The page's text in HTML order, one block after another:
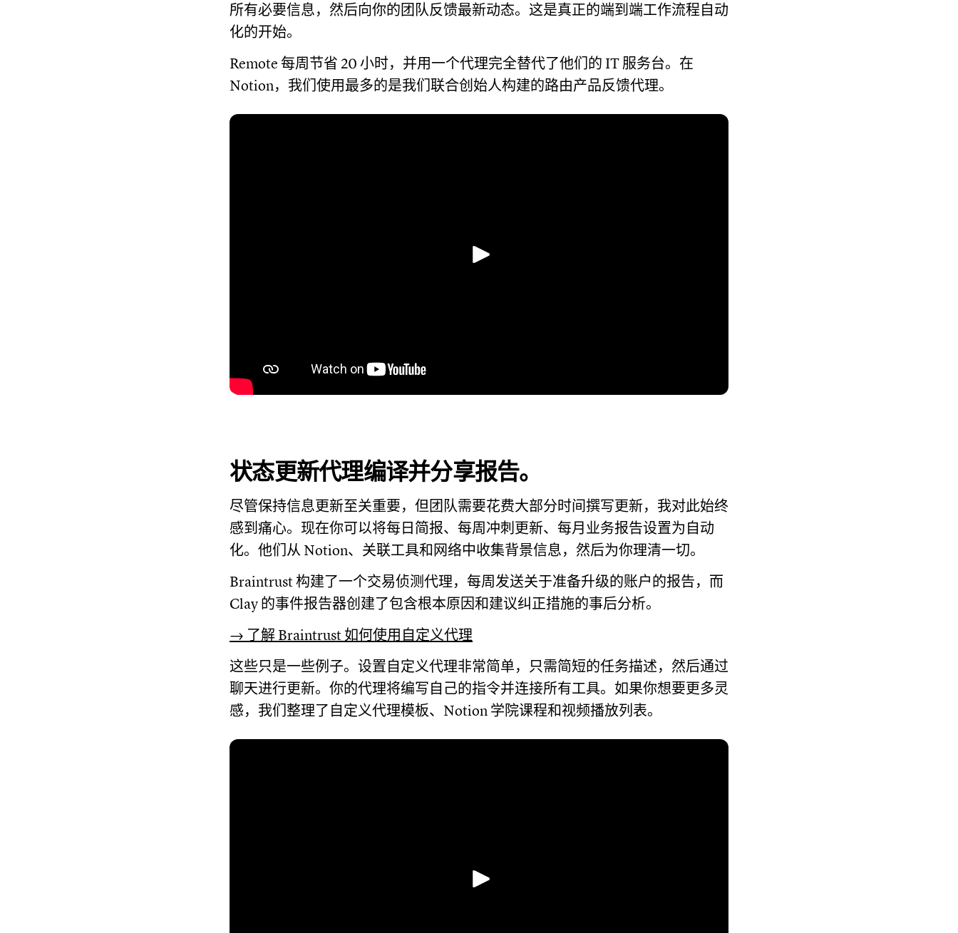
所有必要信息，然后向你的团队反馈最新动态。这是真正的端到端工作流程自动
化的开始。
Remote 每周节省 20 小时，并用一个代理完全替代了他们的 IT 服务台。在
Notion，我们使用最多的是我们联合创始人构建的路由产品反馈代理。
播放
状态更新代理编译并分享报告。
尽管保持信息更新至关重要，但团队需要花费大部分时间撰写更新，我对此始终
感到痛心。现在你可以将每日简报、每周冲刺更新、每月业务报告设置为自动
化。他们从 Notion、关联工具和网络中收集背景信息，然后为你理清一切。
Braintrust 构建了一个交易侦测代理，每周发送关于准备升级的账户的报告，而
Clay 的事件报告器创建了包含根本原因和建议纠正措施的事后分析。
→ 了解 Braintrust 如何使用自定义代理
这些只是一些例子。设置自定义代理非常简单，只需简短的任务描述，然后通过
聊天进行更新。你的代理将编写自己的指令并连接所有工具。如果你想要更多灵
感，我们整理了自定义代理模板、Notion 学院课程和视频播放列表。
播放